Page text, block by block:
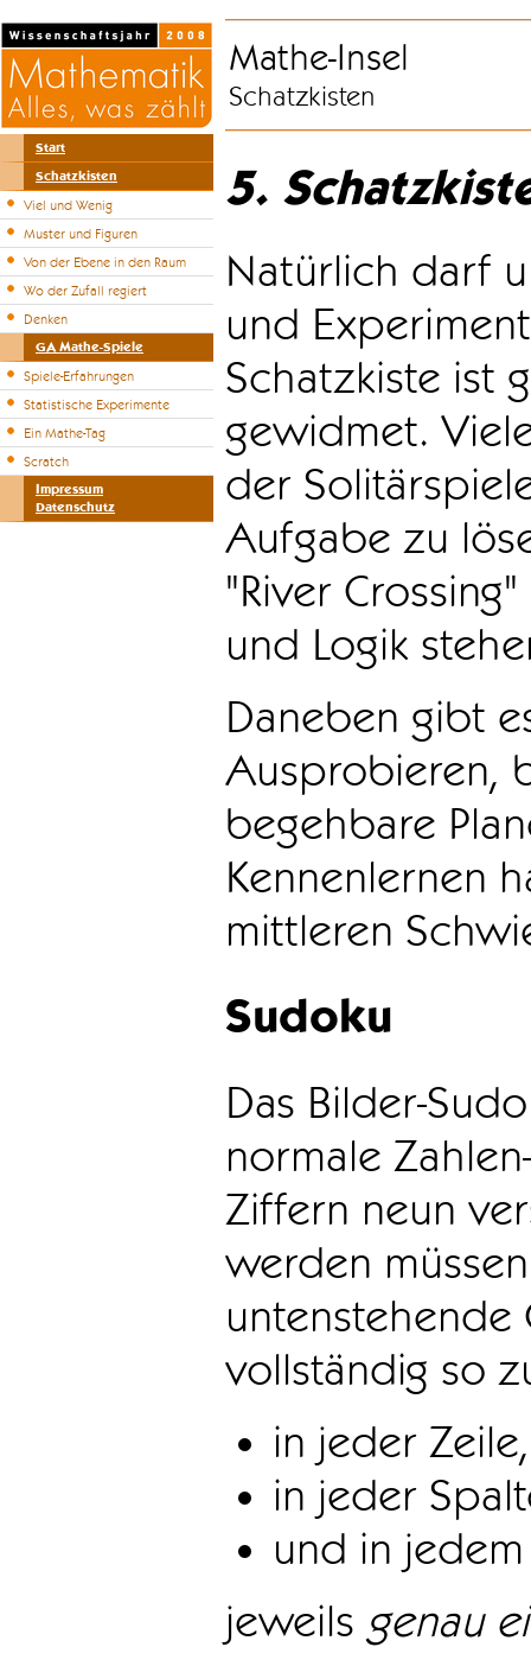
Start
Schatzkisten
Viel und Wenig
Muster und Figuren
Von der Ebene in den Raum
Wo der Zufall regiert
Denken
GA Mathe-Spiele
Spiele-Erfahrungen
Statistische Experimente
Ein Mathe-Tag
Scratch
Impressum
Datenschutz
Mathe-Insel
Schatzkisten
5.
Natürlich darf
und
Schatzkiste ist
gewidmet.
der
Aufgabe zu
"River
und Logik
Daneben gibt
Ausprobieren,
begehbare
Kennenlernen
mittleren
Sudoku
Das Bilder-
normale
Ziffern neun
werden
vollständig so
in jeder Zeile,
in jeder
und in
jeweils genau